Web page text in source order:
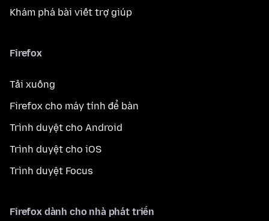
Khám phá bài viết trợ giúp
Firefox
Tải xuống
Firefox cho máy tính để bàn
Trình duyệt cho Android
Trình duyệt cho iOS
Trình duyệt Focus
Firefox dành cho nhà phát triển